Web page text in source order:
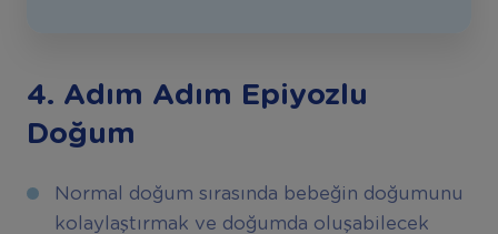
4. Adım Adım Epiyozlu
Doğum
Normal doğum sırasında bebeğin doğumunu
kolaylaştırmak ve doğumda oluşabilecek